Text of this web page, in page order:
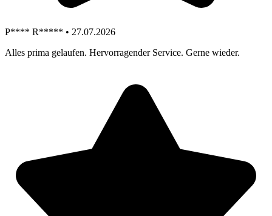
P**** R***** • 27.07.2026
Alles prima gelaufen. Hervorragender Service. Gerne wieder.